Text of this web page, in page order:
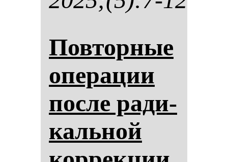
Пов­тор­ные
опе­ра­ции
пос­ле ра­ди­
каль­ной